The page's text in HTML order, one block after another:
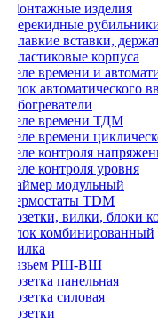
Монтажные изделия
Перекидные
Плавкие вставки,
Пластиковые корпуса
Реле времени и
Блок автоматического
Обогреватели
Реле времени ТДМ
Реле времени
Реле контроля
Реле контроля уровня
Таймер модульный
Термостаты TDM
Розетки, вилки, блоки
Блок комбинированный
Вилка
Разьем РШ-ВШ
Розетка панельная
Розетка силовая
Розетки